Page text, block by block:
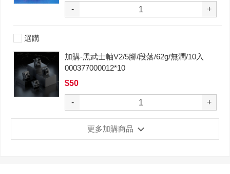
- +
選購
加購-黑武士軸V2/5腳/段落/62g/無潤/10入
000377000012*10
$50
- +
更多加購商品